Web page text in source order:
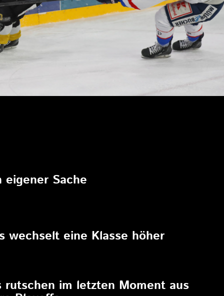
eigener Sache
wechselt eine Klasse höher
rutschen im letzten Moment aus